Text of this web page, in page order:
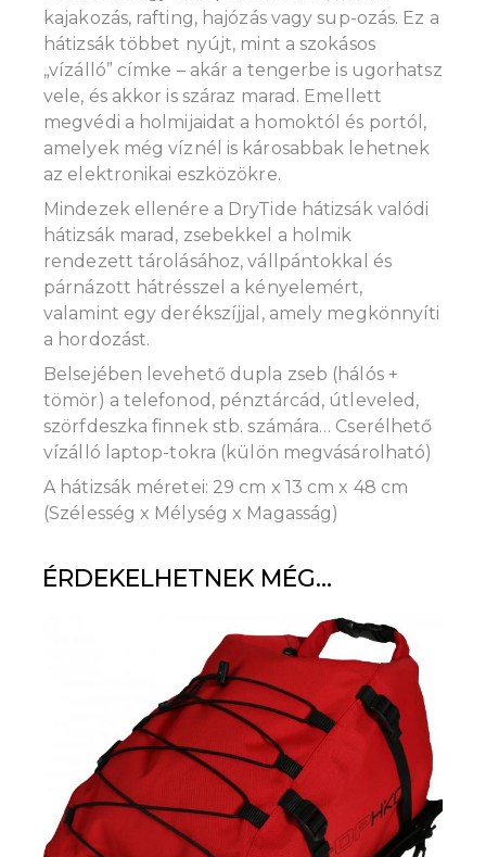
kajakozás, rafting, hajózás vagy sup-ozás. Ez a
hátizsák többet nyújt, mint a szokásos
„vízálló” címke – akár a tengerbe is ugorhatsz
vele, és akkor is száraz marad. Emellett
megvédi a holmijaidat a homoktól és portól,
amelyek még víznél is károsabbak lehetnek
az elektronikai eszközökre.
Mindezek ellenére a DryTide hátizsák valódi
hátizsák marad, zsebekkel a holmik
rendezett tárolásához, vállpántokkal és
párnázott hátrésszel a kényelemért,
valamint egy derékszíjjal, amely megkönnyíti
a hordozást.
Belsejében levehető dupla zseb (hálós +
tömör) a telefonod, pénztárcád, útleveled,
szörfdeszka finnek stb. számára… Cserélhető
vízálló laptop-tokra (külön megvásárolható)
A hátizsák méretei: 29 cm x 13 cm x 48 cm
(Szélesség x Mélység x Magasság)
ÉRDEKELHETNEK MÉG…